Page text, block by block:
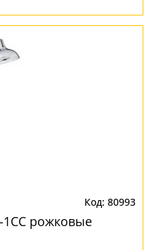
80993
рожковые